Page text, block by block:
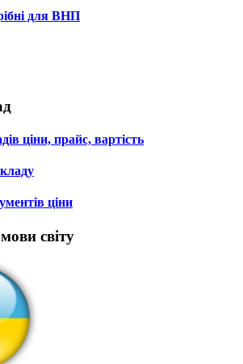
для ВНП
ціни, прайс, вартість
ціни
світу